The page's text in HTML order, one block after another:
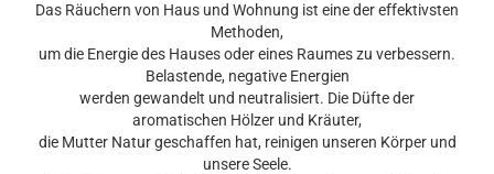
Das Räuchern von Haus und Wohnung ist eine der effektivsten
Methoden,
um die Energie des Hauses oder eines Raumes zu verbessern.
Belastende, negative Energien
werden gewandelt und neutralisiert. Die Düfte der
aromatischen Hölzer und Kräuter,
die Mutter Natur geschaffen hat, reinigen unseren Körper und
unsere Seele.